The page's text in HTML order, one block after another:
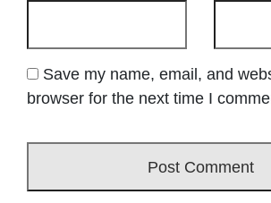
Save my name, email, and
browser for the next time I